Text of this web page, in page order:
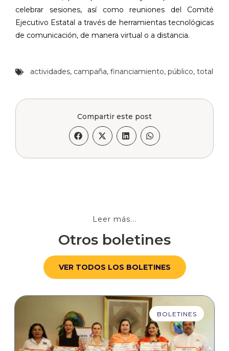
celebrar sesiones, así como reuniones del Comité
Ejecutivo Estatal a través de herramientas tecnológicas
de comunicación, de manera virtual o a distancia.
actividades, campaña, financiamiento, público, total
Compartir este post
Leer más...
Otros boletines
VER TODOS LOS BOLETINES
BOLETINES